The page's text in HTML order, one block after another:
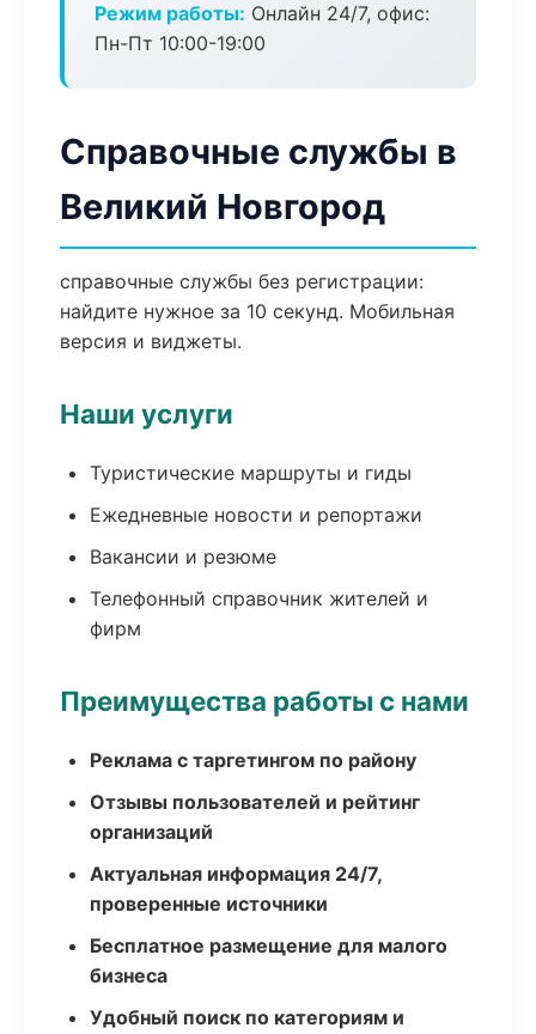
Режим работы: Онлайн 24/7, офис:
Пн-Пт 10:00-19:00
Справочные службы в
Великий Новгород
справочные службы без регистрации:
найдите нужное за 10 секунд. Мобильная
версия и виджеты.
Наши услуги
Туристические маршруты и гиды
Ежедневные новости и репортажи
Вакансии и резюме
Телефонный справочник жителей и
фирм
Преимущества работы с нами
Реклама с таргетингом по району
Отзывы пользователей и рейтинг
организаций
Актуальная информация 24/7,
проверенные источники
Бесплатное размещение для малого
бизнеса
Удобный поиск по категориям и